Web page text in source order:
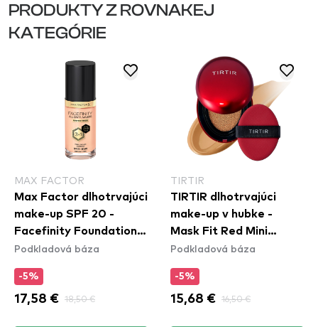
PRODUKTY Z ROVNAKEJ
KATEGÓRIE
MAX FACTOR
Max Factor dlhotrvajúci
make-up SPF 20 -
Facefinity Foundation -
C40 Light Ivory
Podkladová báza
-5%
17,58 € 18,50 €
TIRTIR
TIRTIR dlhotrvajúci
make-up v hubke -
Mask Fit Red Mini
Cushion - 31N French
Podkladová báza
-5%
15,68 € 16,50 €